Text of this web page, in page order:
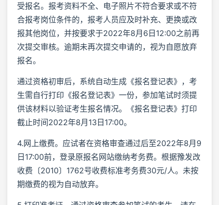
受报名。报考资料不全、电子照片不符合要求或不符
合报考岗位条件的，报考人员应及时补充、更换或改
报其他岗位，并按要求于2022年8月6日12:00之前再
次提交审核。逾期未再次提交申请的，视为自愿放弃
报名。
通过资格初审后，系统自动生成《报名登记表》，考
生需自行打印《报名登记表》一份，参加笔试时须提
供该材料以验证考生报名情况。《报名登记表》打印
截止时间2022年8月13日17:00。
4.网上缴费。应试者在资格审查通过后至2022年8月9
日17:00前，登录原报名网站缴纳考务费。根据豫发改
收费〔2010〕1762号收费标准考务费30元/人。未按
期缴费的视为自动放弃。